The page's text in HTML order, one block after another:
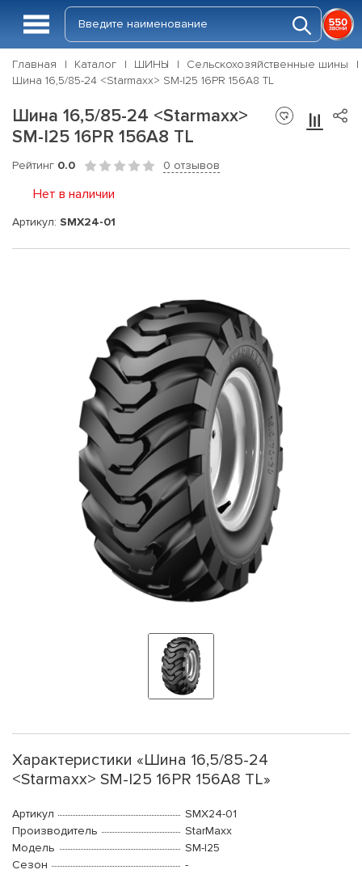
Главная Каталог ШИНЫ
Сельскохозяйственные шины
Шина 16,5/85-24 <Starmaxx> SM-I25 16PR 156A8 TL
Шина 16,5/85-24 <Starmaxx>
SM-I25 16PR 156A8 TL
Рейтинг 0.0 0 отзывов
Нет в наличии
Артикул: SMX24-01
Характеристики «Шина 16,5/85-24
<Starmaxx> SM-I25 16PR 156A8 TL»
Артикул
SMX24-01
Производитель
StarMaxx
Модель
SM-I25
Сезон
-